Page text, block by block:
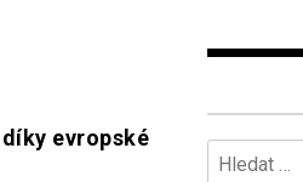
evropské
Vyhledávání